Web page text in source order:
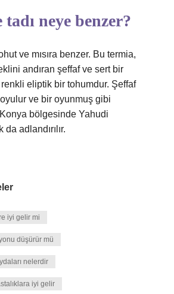
neye benzer?
ve mısıra benzer. Bu termia,
andıran şeffaf ve sert bir
renkli eliptik bir tohumdur. Şeffaf
ve bir oyunmuş gibi
bölgesinde Yahudi
da adlandırılır.
iyi gelir mi
düşürür mü
nelerdir
iyi gelir